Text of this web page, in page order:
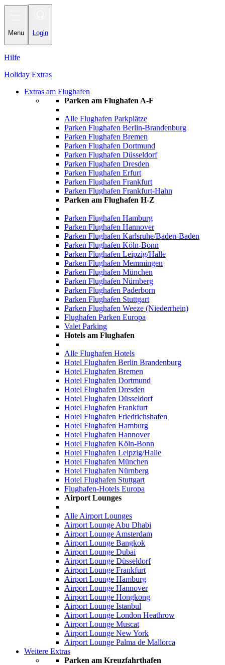
Menu Login
Hilfe
Holiday Extras
Extras am Flughafen
Parken am Flughafen A-F
Alle Flughafen Parkplätze
Parken Flughafen Berlin-Brandenburg
Parken Flughafen Bremen
Parken Flughafen Dortmund
Parken Flughafen Düsseldorf
Parken Flughafen Dresden
Parken Flughafen Erfurt
Parken Flughafen Frankfurt
Parken Flughafen Frankfurt-Hahn
Parken am Flughafen H-Z
Parken Flughafen Hamburg
Parken Flughafen Hannover
Parken Flughafen Karlsruhe/Baden-Baden
Parken Flughafen Köln-Bonn
Parken Flughafen Leipzig/Halle
Parken Flughafen Memmingen
Parken Flughafen München
Parken Flughafen Nürnberg
Parken Flughafen Paderborn
Parken Flughafen Stuttgart
Parken Flughafen Weeze (Niederrhein)
Flughafen Parken Europa
Valet Parking
Hotels am Flughafen
Alle Flughafen Hotels
Hotel Flughafen Berlin Brandenburg
Hotel Flughafen Bremen
Hotel Flughafen Dortmund
Hotel Flughafen Dresden
Hotel Flughafen Düsseldorf
Hotel Flughafen Frankfurt
Hotel Flughafen Friedrichshafen
Hotel Flughafen Hamburg
Hotel Flughafen Hannover
Hotel Flughafen Köln-Bonn
Hotel Flughafen Leipzig/Halle
Hotel Flughafen München
Hotel Flughafen Nürnberg
Hotel Flughafen Stuttgart
Flughafen-Hotels Europa
Airport Lounges
Alle Airport Lounges
Airport Lounge Abu Dhabi
Airport Lounge Amsterdam
Airport Lounge Bangkok
Airport Lounge Dubai
Airport Lounge Düsseldorf
Airport Lounge Frankfurt
Airport Lounge Hamburg
Airport Lounge Hannover
Airport Lounge Hongkong
Airport Lounge Istanbul
Airport Lounge London Heathrow
Airport Lounge Muscat
Airport Lounge New York
Airport Lounge Palma de Mallorca
Weitere Extras
Parken am Kreuzfahrthafen